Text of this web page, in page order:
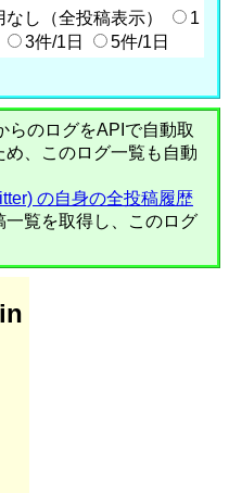
なし（全投稿表示）
1
3件/1日 5件/1日
らのログをAPIで自動取
、このログ一覧も自動
の自身の全投稿履歴
一覧を取得し、このログ